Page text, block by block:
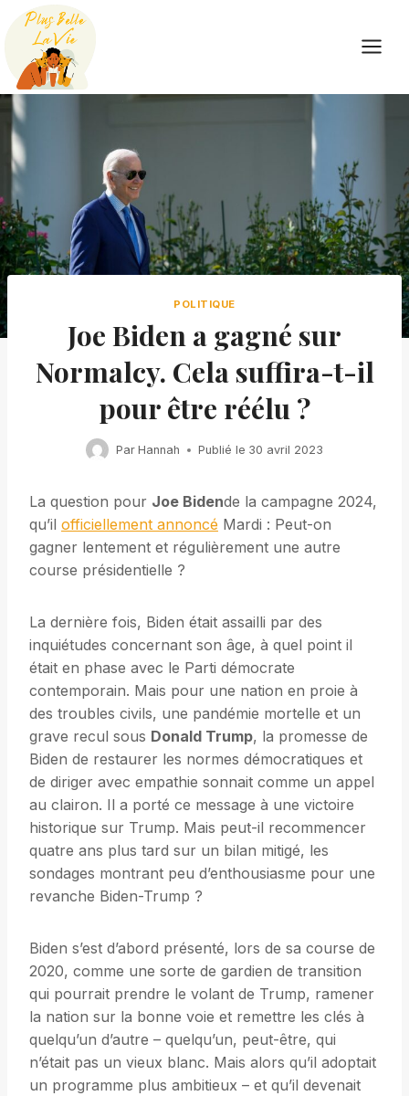
Skip
content
POLITIQUE
Joe Biden a gagné sur
Normalcy. Cela suffira-t-il
pour être réélu ?
Par Hannah Publié le 30 avril 2023
La question pour Joe Bidende la campagne 2024,
qu’il officiellement annoncé Mardi : Peut-on
gagner lentement et régulièrement une autre
course présidentielle ?
La dernière fois, Biden était assailli par des
inquiétudes concernant son âge, à quel point il
était en phase avec le Parti démocrate
contemporain. Mais pour une nation en proie à
des troubles civils, une pandémie mortelle et un
grave recul sous Donald Trump, la promesse de
Biden de restaurer les normes démocratiques et
de diriger avec empathie sonnait comme un appel
au clairon. Il a porté ce message à une victoire
historique sur Trump. Mais peut-il recommencer
quatre ans plus tard sur un bilan mitigé, les
sondages montrant peu d’enthousiasme pour une
revanche Biden-Trump ?
Biden s’est d’abord présenté, lors de sa course de
2020, comme une sorte de gardien de transition
qui pourrait prendre le volant de Trump, ramener
la nation sur la bonne voie et remettre les clés à
quelqu’un d’autre – quelqu’un, peut-être, qui
n’était pas un vieux blanc. Mais alors qu’il adoptait
un programme plus ambitieux – et qu’il devenait